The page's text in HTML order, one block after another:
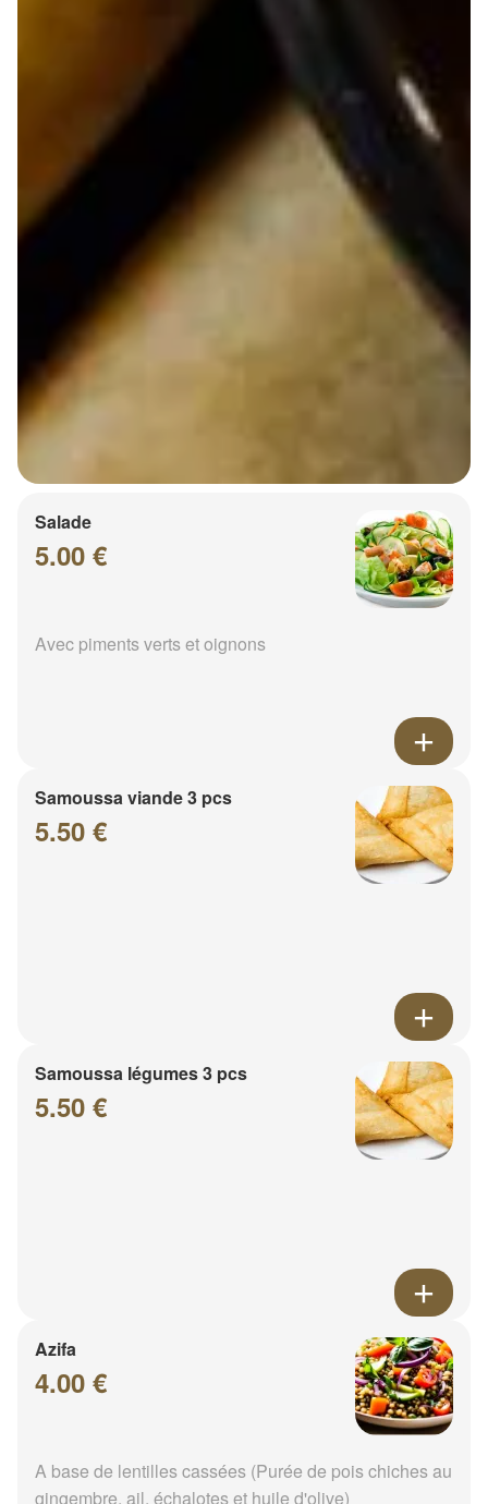
Salade
5.00 €
Avec piments verts et oignons
Samoussa viande 3 pcs
5.50 €
Samoussa légumes 3 pcs
5.50 €
Azifa
4.00 €
A base de lentilles cassées (Purée de pois chiches au
gingembre, ail, échalotes et huile d'olive)